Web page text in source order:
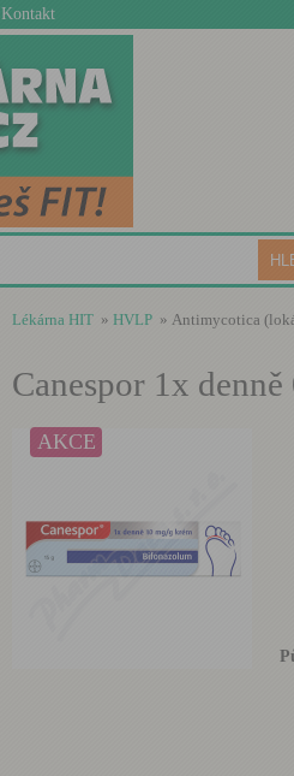
Kontakt
Lékárna HIT » HVLP » Antimycotica
Canespor 1x
AKCE